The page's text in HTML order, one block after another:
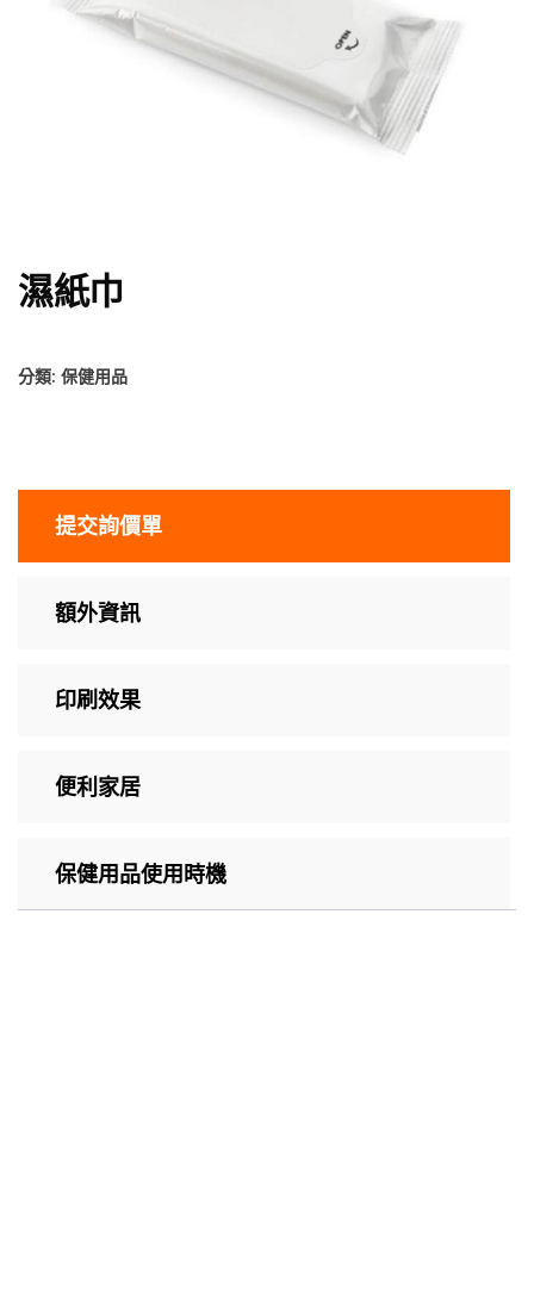
濕紙巾
分類: 保健用品
提交詢價單
額外資訊
印刷效果
便利家居
保健用品使用時機